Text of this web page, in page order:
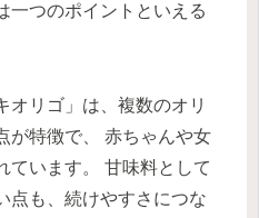
一つのポイントといえる
オリゴ」は、複数のオリ
が特徴で、 赤ちゃんや女
ています。 甘味料として
点も、続けやすさにつな